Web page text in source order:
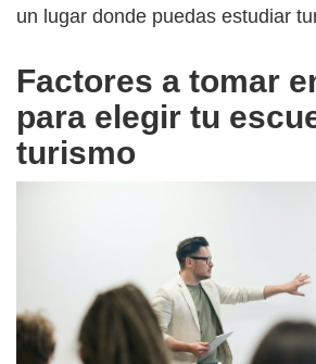
un lugar donde puedas estudiar
Factores a tomar
para elegir tu
turismo